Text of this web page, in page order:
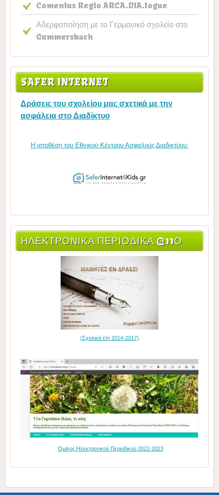
Comenius Regio ARCA.DIA.logue
Αδερφοποίηση με το Γερμανικό σχολείο στο
Gummersbach
SAFER INTERNET
Δράσεις του σχολείου μας σχετικά με την
ασφάλεια στο Διαδίκτυο
Η ιστοθέση του Εθνικού Κέντρου Ασφαλούς Διαδικτύου:
ΗΛΕΚΤΡΟΝΙΚΆ ΠΕΡΙΟΔΙΚΆ @11Ο
(Σχολικά έτη 2014-2017)
Όμιλος Ηλεκτρονικού Περιοδικού 2022-2023